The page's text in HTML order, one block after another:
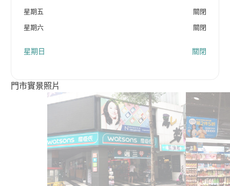
星期五 關閉
星期六 關閉
星期日 關閉
門市實景照片